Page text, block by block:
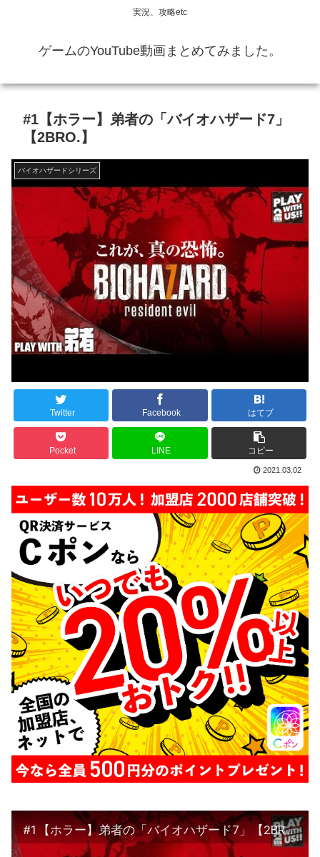
実況、攻略etc
ゲームのYouTube動画まとめてみました。
#1【ホラー】弟者の「バイオハザード7」
【2BRO.】
バイオハザードシリーズ
Twitter Facebook はてブ
Pocket LINE コピー
2021.03.02
#1【ホラー】弟者の「バイオハザード7」【2BRO.】